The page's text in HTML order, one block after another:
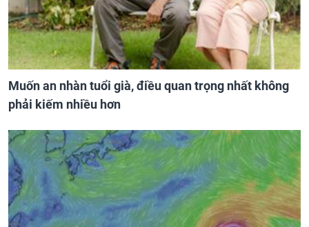
Muốn an nhàn tuổi già, điều quan trọng nhất không
phải kiếm nhiều hơn